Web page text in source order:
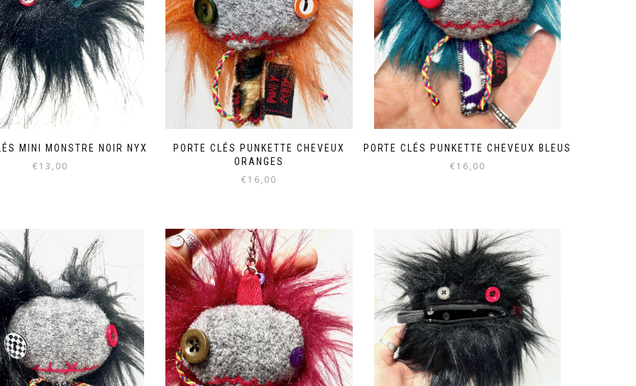
MINI MONSTRE NOIR NYX
€13,00
PORTE CLÉS PUNKETTE CHEVEUX
ORANGES
€16,00
PORTE CLÉS PUNKETTE CHEVEUX BLEUS
€16,00